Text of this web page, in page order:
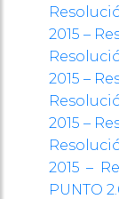
2015 –
2015 –
2015 –
2015 –
PUNTO